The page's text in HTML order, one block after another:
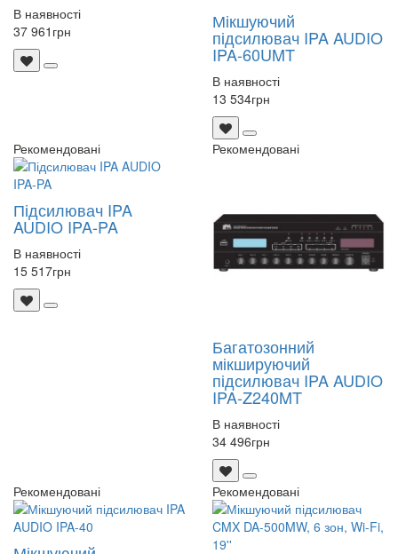
В наявності
37 961 грн Мікшуючий
підсилювач IPA AUDIO
IPA-60UMT
В наявності
13 534грн
Рекомендовані
Підсилювач IPA
AUDIO IPA-PA
В наявності
15 517грн
Рекомендовані
Багатозонний
мікшируючий
підсилювач IPA AUDIO
IPA-Z240MT
В наявності
34 496грн
Рекомендовані Рекомендовані